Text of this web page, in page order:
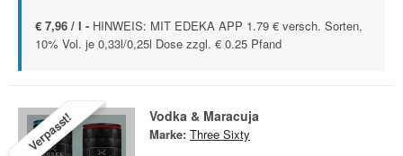
€ 7,96 / l - HINWEIS: MIT EDEKA APP 1.79 € versch. Sorten,
10% Vol. je 0,33l/0,25l Dose zzgl. € 0.25 Pfand
Verpasst! Vodka & Maracuja
Marke: Three Sixty